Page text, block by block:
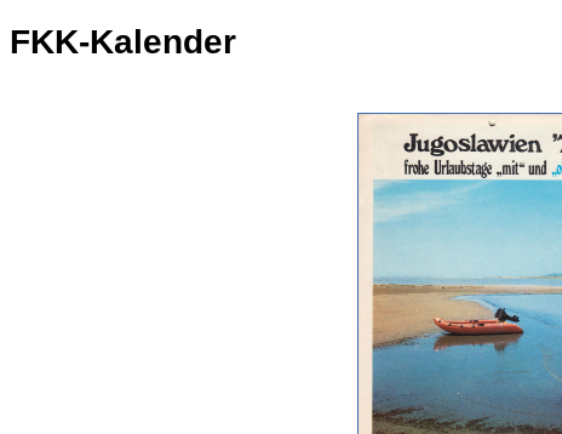
FKK-Kalender